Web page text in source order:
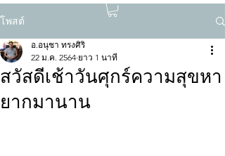
โพสต์
สวัสดีเช้าวันศุกร์ความสุขหา
ยากมานาน
อ.อนุชา ทรงศิริ
22 ม.ค. 2564 ยาว 1 นาที